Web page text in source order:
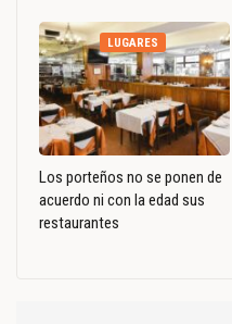
LUGARES
Los porteños no se ponen de
acuerdo ni con la edad sus
restaurantes